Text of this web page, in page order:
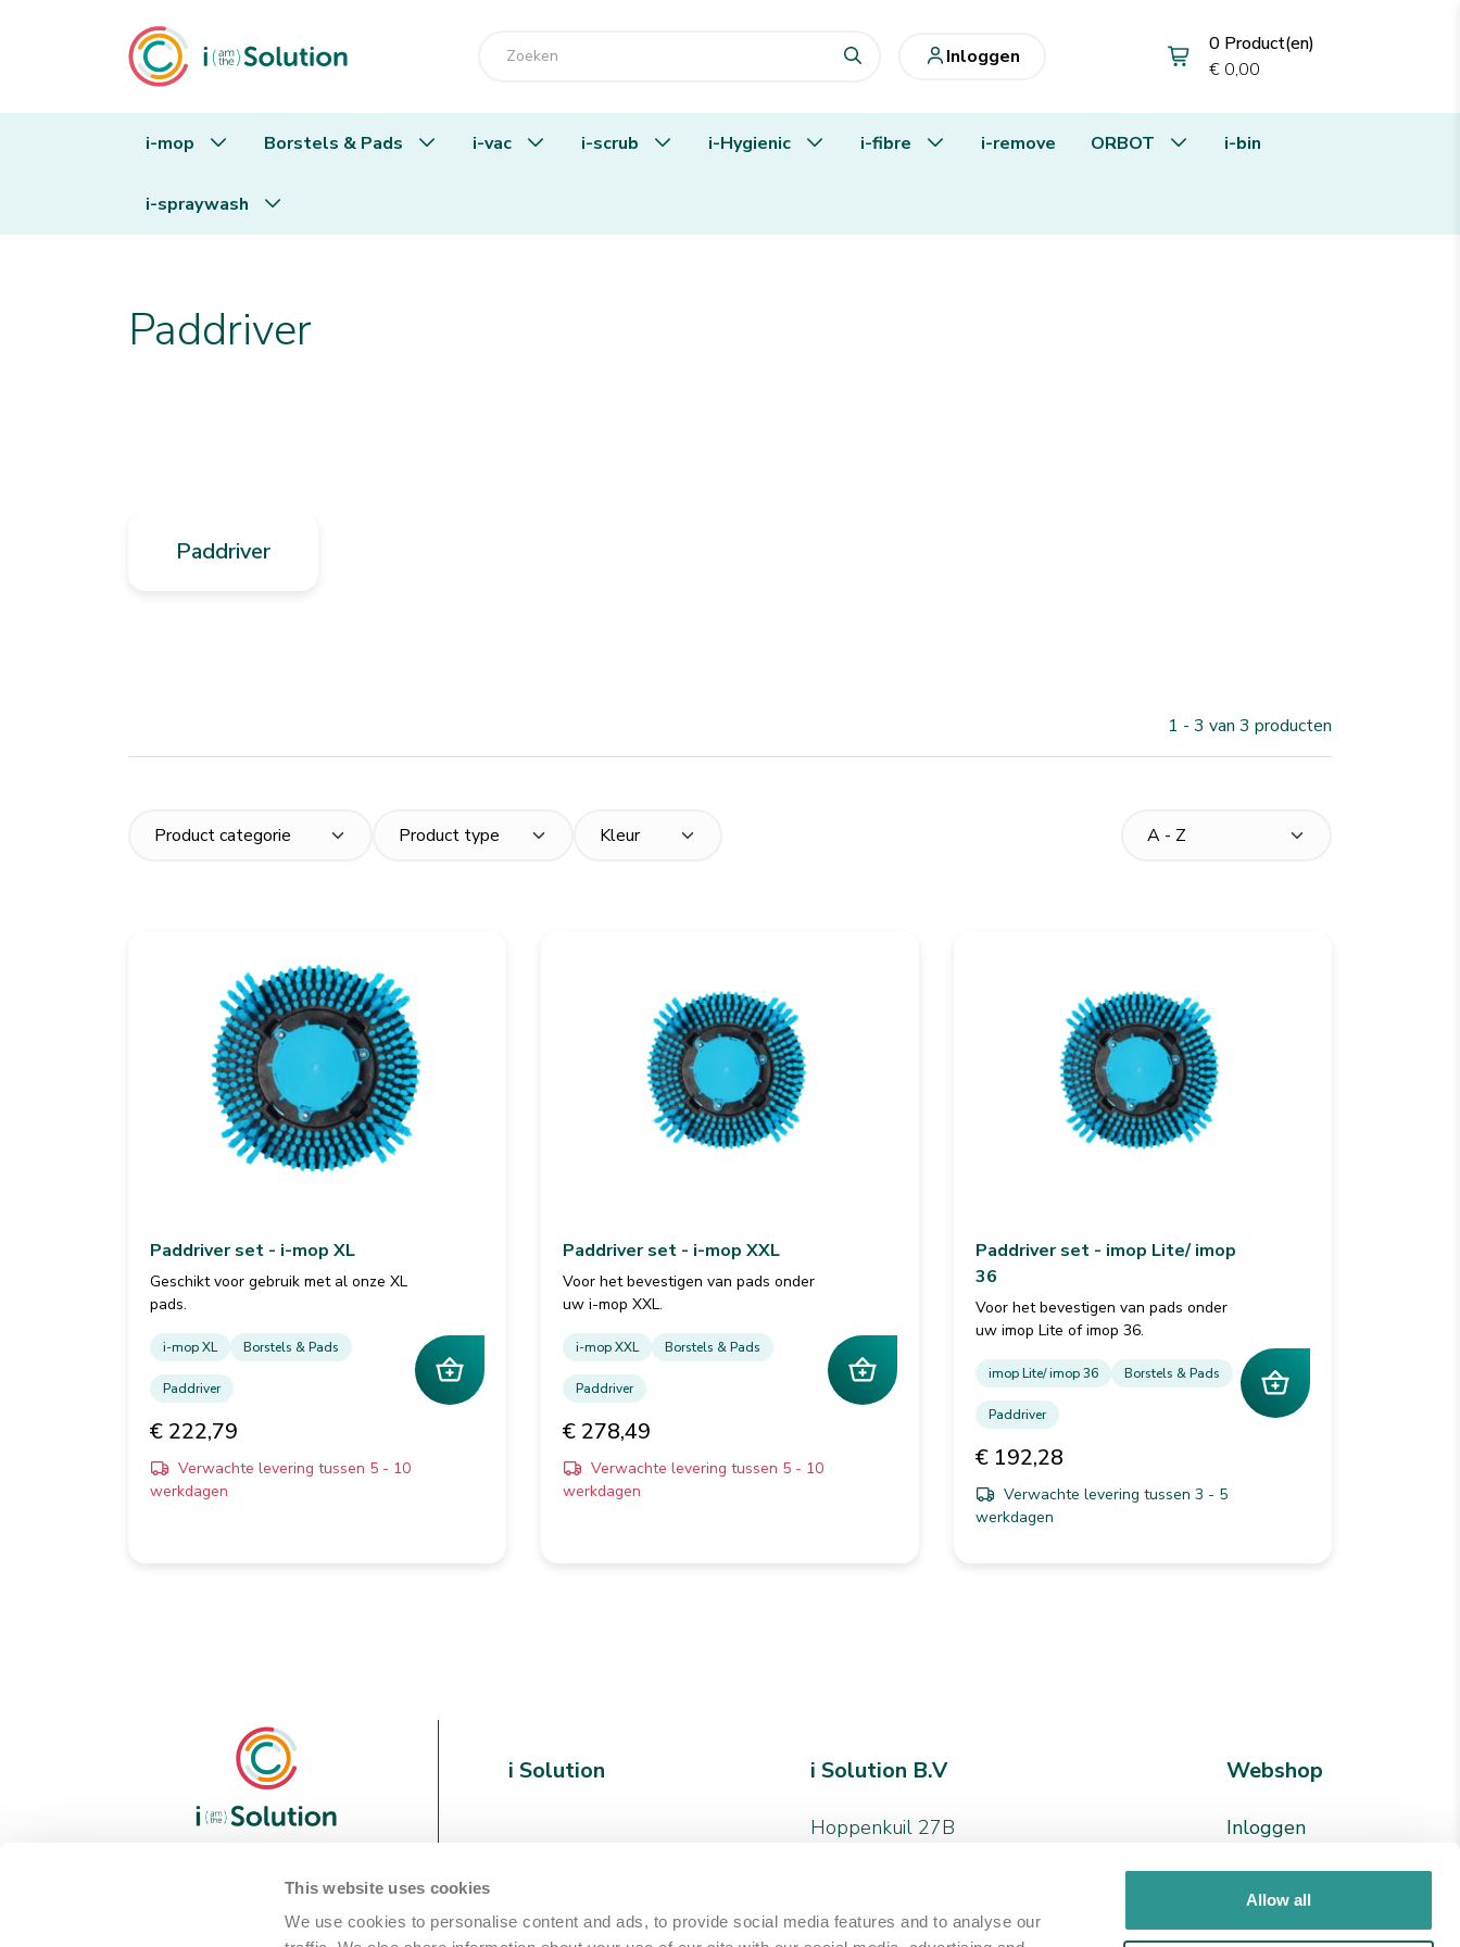
This website uses cookies
We use cookies to personalise content and ads, to provide social media features and to analyse our
Allow all
Inloggen
0 Product(en)
€ 0,00
i-mop Borstels & Pads i-vac i-scrub i-Hygienic i-fibre i-remove ORBOT i-bin
i-spraywash
Borstels & Pads
Paddriver
Paddriver
1 - 3 van 3 producten
Paddriver set - i-mop XL
Geschikt voor gebruik met al onze XL
pads.
i-mop XL Borstels & Pads
Paddriver
€ 222,79
Verwachte levering tussen 5 - 10
werkdagen
Paddriver set - i-mop XXL
Voor het bevestigen van pads onder
uw i-mop XXL.
i-mop XXL Borstels & Pads
Paddriver
€ 278,49
Verwachte levering tussen 5 - 10
werkdagen
Paddriver set - imop Lite/ imop
36
Voor het bevestigen van pads onder
uw imop Lite of imop 36.
imop Lite/ imop 36 Borstels & Pads
Paddriver
€ 192,28
Verwachte levering tussen 3 - 5
werkdagen
We are i Solution; your
reliable Full-service partner
in the world of machine
i Solution i Solution B.V
Hoppenkuil 27B
Webshop
Inloggen
Registreren